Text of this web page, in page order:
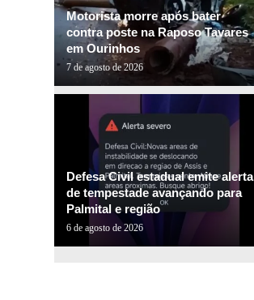
Motorista morre após bater
contra poste na Raposo Tavares
em Ourinhos
7 de agosto de 2026
Defesa Civil estadual emite alerta
de tempestade avançando para
Palmital e região
6 de agosto de 2026